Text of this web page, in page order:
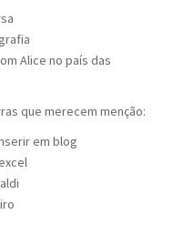
Alice no país das
que merecem menção:
em blog